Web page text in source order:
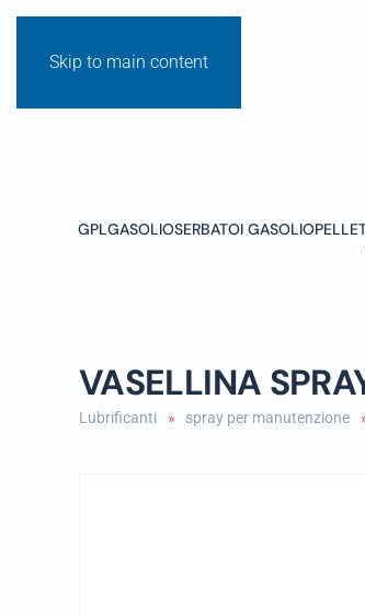
Skip to main content
GPLGASOLIOSERBATOI GASOLIO
VASELLINA
Lubrificanti spray per manutenzione